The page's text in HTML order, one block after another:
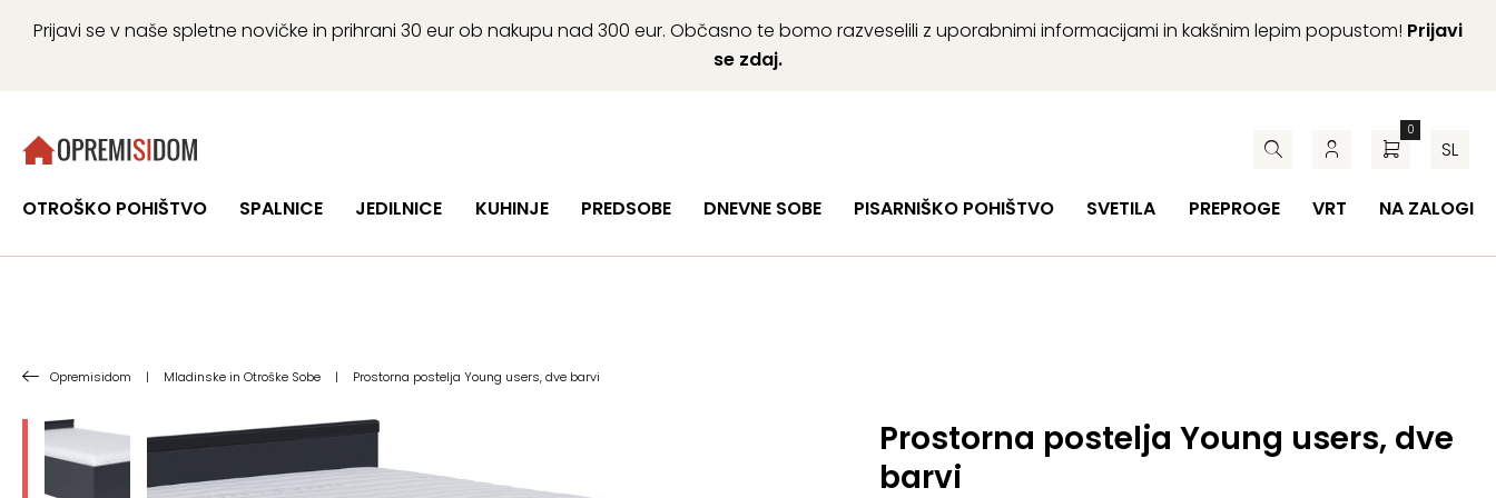
Prijavi se v naše spletne novičke in prihrani 30 eur ob nakupu nad 300 eur. Občasno te bomo razveselili z uporabnimi informacijami in kakšnim lepim popustom! Prijavi
se zdaj.
0
SL
OTROŠKO POHIŠTVO SPALNICE JEDILNICE KUHINJE PREDSOBE DNEVNE SOBE PISARNIŠKO POHIŠTVO SVETILA PREPROGE VRT NA ZALOGI
Opremisidom | Mladinske in Otroške Sobe | Prostorna postelja Young users, dve barvi
Prostorna postelja Young users, dve
barvi